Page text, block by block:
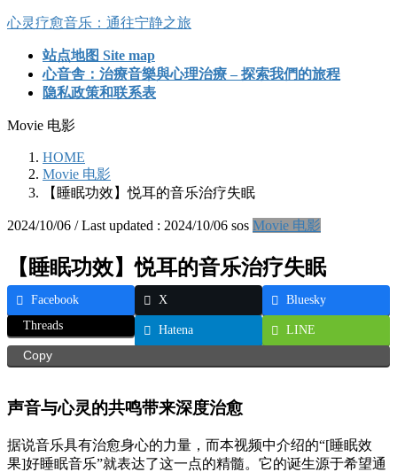
Skip
content
Skip
Navigation
心灵疗愈音乐：通往宁静之旅
站点地图 Site map
心音舎：治療音樂與心理治療 – 探索我們的旅程
隐私政策和联系表
Movie 电影
HOME
Movie 电影
【睡眠功效】悦耳的音乐治疗失眠
2024/10/06 / Last updated : 2024/10/06 sos Movie 电影
【睡眠功效】悦耳的音乐治疗失眠
Facebook X
Bluesky
Threads
Hatena
LINE
Copy
声音与心灵的共鸣带来深度治愈
据说音乐具有治愈身心的力量，而本视频中介绍的“[睡眠效
果]好睡眠音乐”就表达了这一点的精髓。它的诞生源于希望通